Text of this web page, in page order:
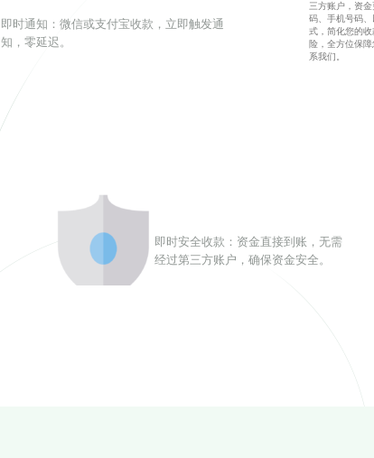
即时通知：微信或支付宝收款，立即触发通
知，零延迟。
即时安全收款：资金直接到账，无需
经过第三方账户，确保资金安全。
三方账户，资
码、手机号码
式，简化您的
险，全方位保
系我们。